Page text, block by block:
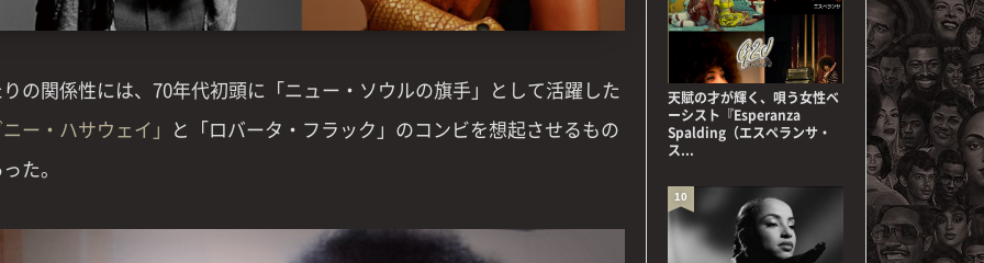
の関係性には、70年代初頭に「ニュー・ソウルの旗手」として活躍した
ー・ハサウェイ」 と「ロバータ・フラック」のコンビを想起させるもの
た。
天賦の才が輝く、唄う女性ベ
ーシスト『Esperanza
Spalding（エスペランサ・
ス...
10